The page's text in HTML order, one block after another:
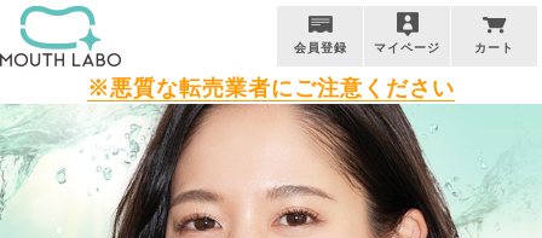
会員登録 マイページ カート
※悪質な転売業者にご注意ください